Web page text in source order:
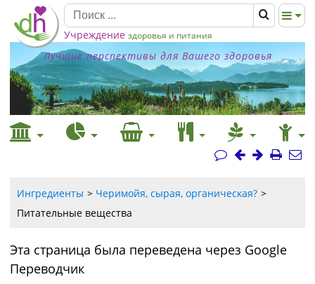
Учреждение здоровья и питания
Лучшие перспективы для Вашего здоровья
Ингредиенты
Черимойя, сырая, органическая?
Питательные вещества
Эта страница была переведена через Google
Переводчик